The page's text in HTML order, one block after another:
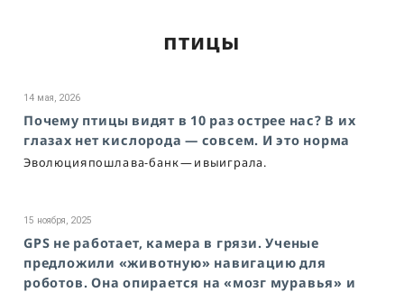
птицы
14 мая, 2026
Почему птицы видят в 10 раз острее нас? В их
глазах нет кислорода — совсем. И это норма
Эволюция пошла ва-банк — и выиграла.
15 ноября, 2025
GPS не работает, камера в грязи. Ученые
предложили «животную» навигацию для
роботов. Она опирается на «мозг муравья» и